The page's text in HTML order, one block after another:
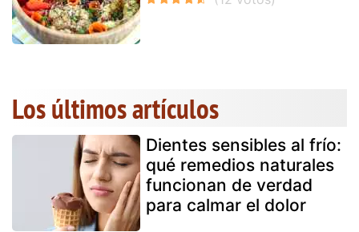
Los últimos artículos
Dientes sensibles al frío:
qué remedios naturales
funcionan de verdad
para calmar el dolor